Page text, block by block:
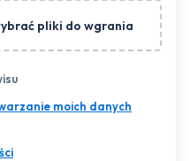
pliki do wgrania
moich danych